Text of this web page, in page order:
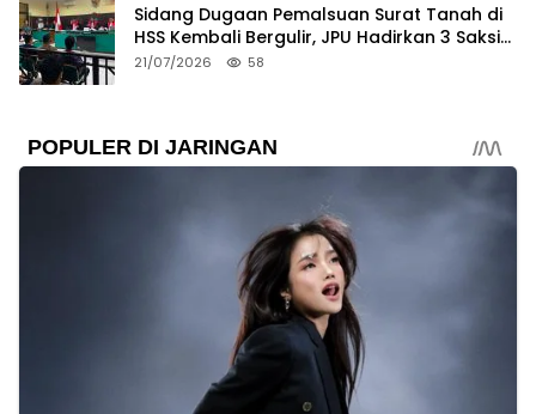
Sidang Dugaan Pemalsuan Surat Tanah di
HSS Kembali Bergulir, JPU Hadirkan 3 Saksi
Pelapor
21/07/2026 58